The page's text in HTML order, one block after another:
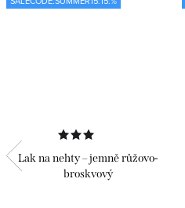
Lak na nehty – jemně růžovo-
broskvový